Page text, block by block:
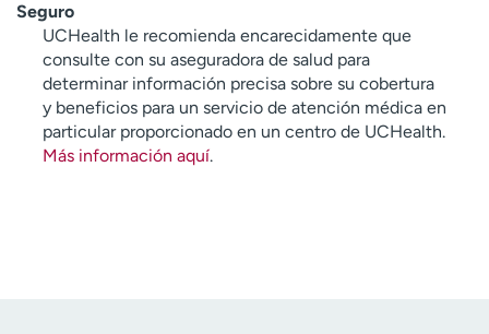
Seguro
UCHealth le recomienda encarecidamente que
consulte con su aseguradora de salud para
determinar información precisa sobre su cobertura
y beneficios para un servicio de atención médica en
particular proporcionado en un centro de UCHealth.
Más información aquí.